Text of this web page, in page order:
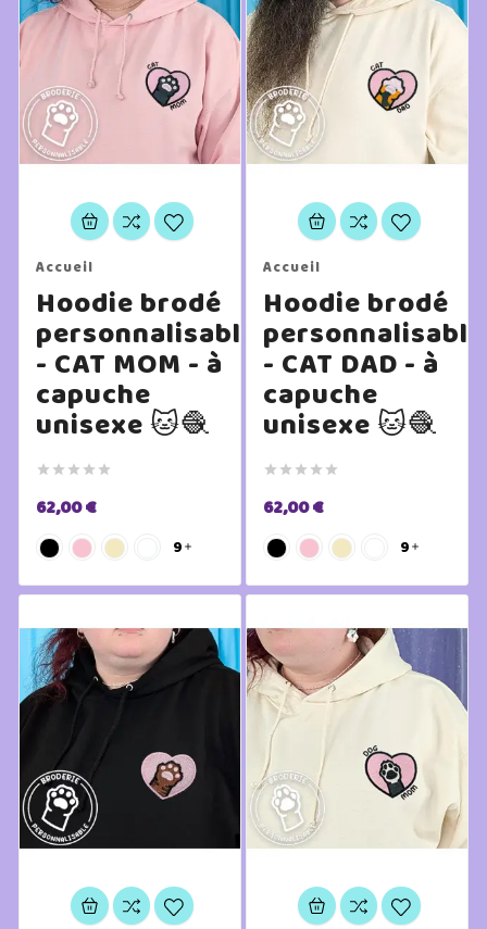
Accueil
Hoodie brodé
personnalisable
- CAT MOM - à
capuche
unisexe 🐱🧶
    
62,00 €
9 
Accueil
Hoodie brodé
personnalisable
- CAT DAD - à
capuche
unisexe 🐱🧶
    
62,00 €
9 